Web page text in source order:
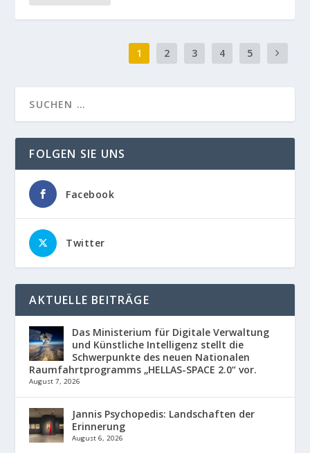
1 2 3 4 5
FOLGEN SIE UNS
Facebook
Twitter
AKTUELLE BEITRÄGE
Das Ministerium für Digitale Verwaltung
und Künstliche Intelligenz stellt die
Schwerpunkte des neuen Nationalen
Raumfahrtprogramms „HELLAS-SPACE 2.0“ vor.
August 7, 2026
Jannis Psychopedis: Landschaften der
Erinnerung
August 6, 2026